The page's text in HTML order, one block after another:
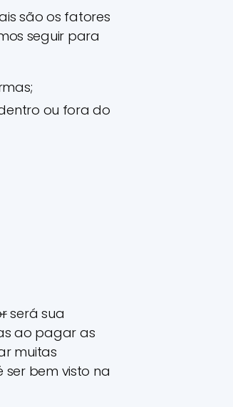
são os fatores
seguir para
ou fora do
será sua
ao pagar as
muitas
ser bem visto na